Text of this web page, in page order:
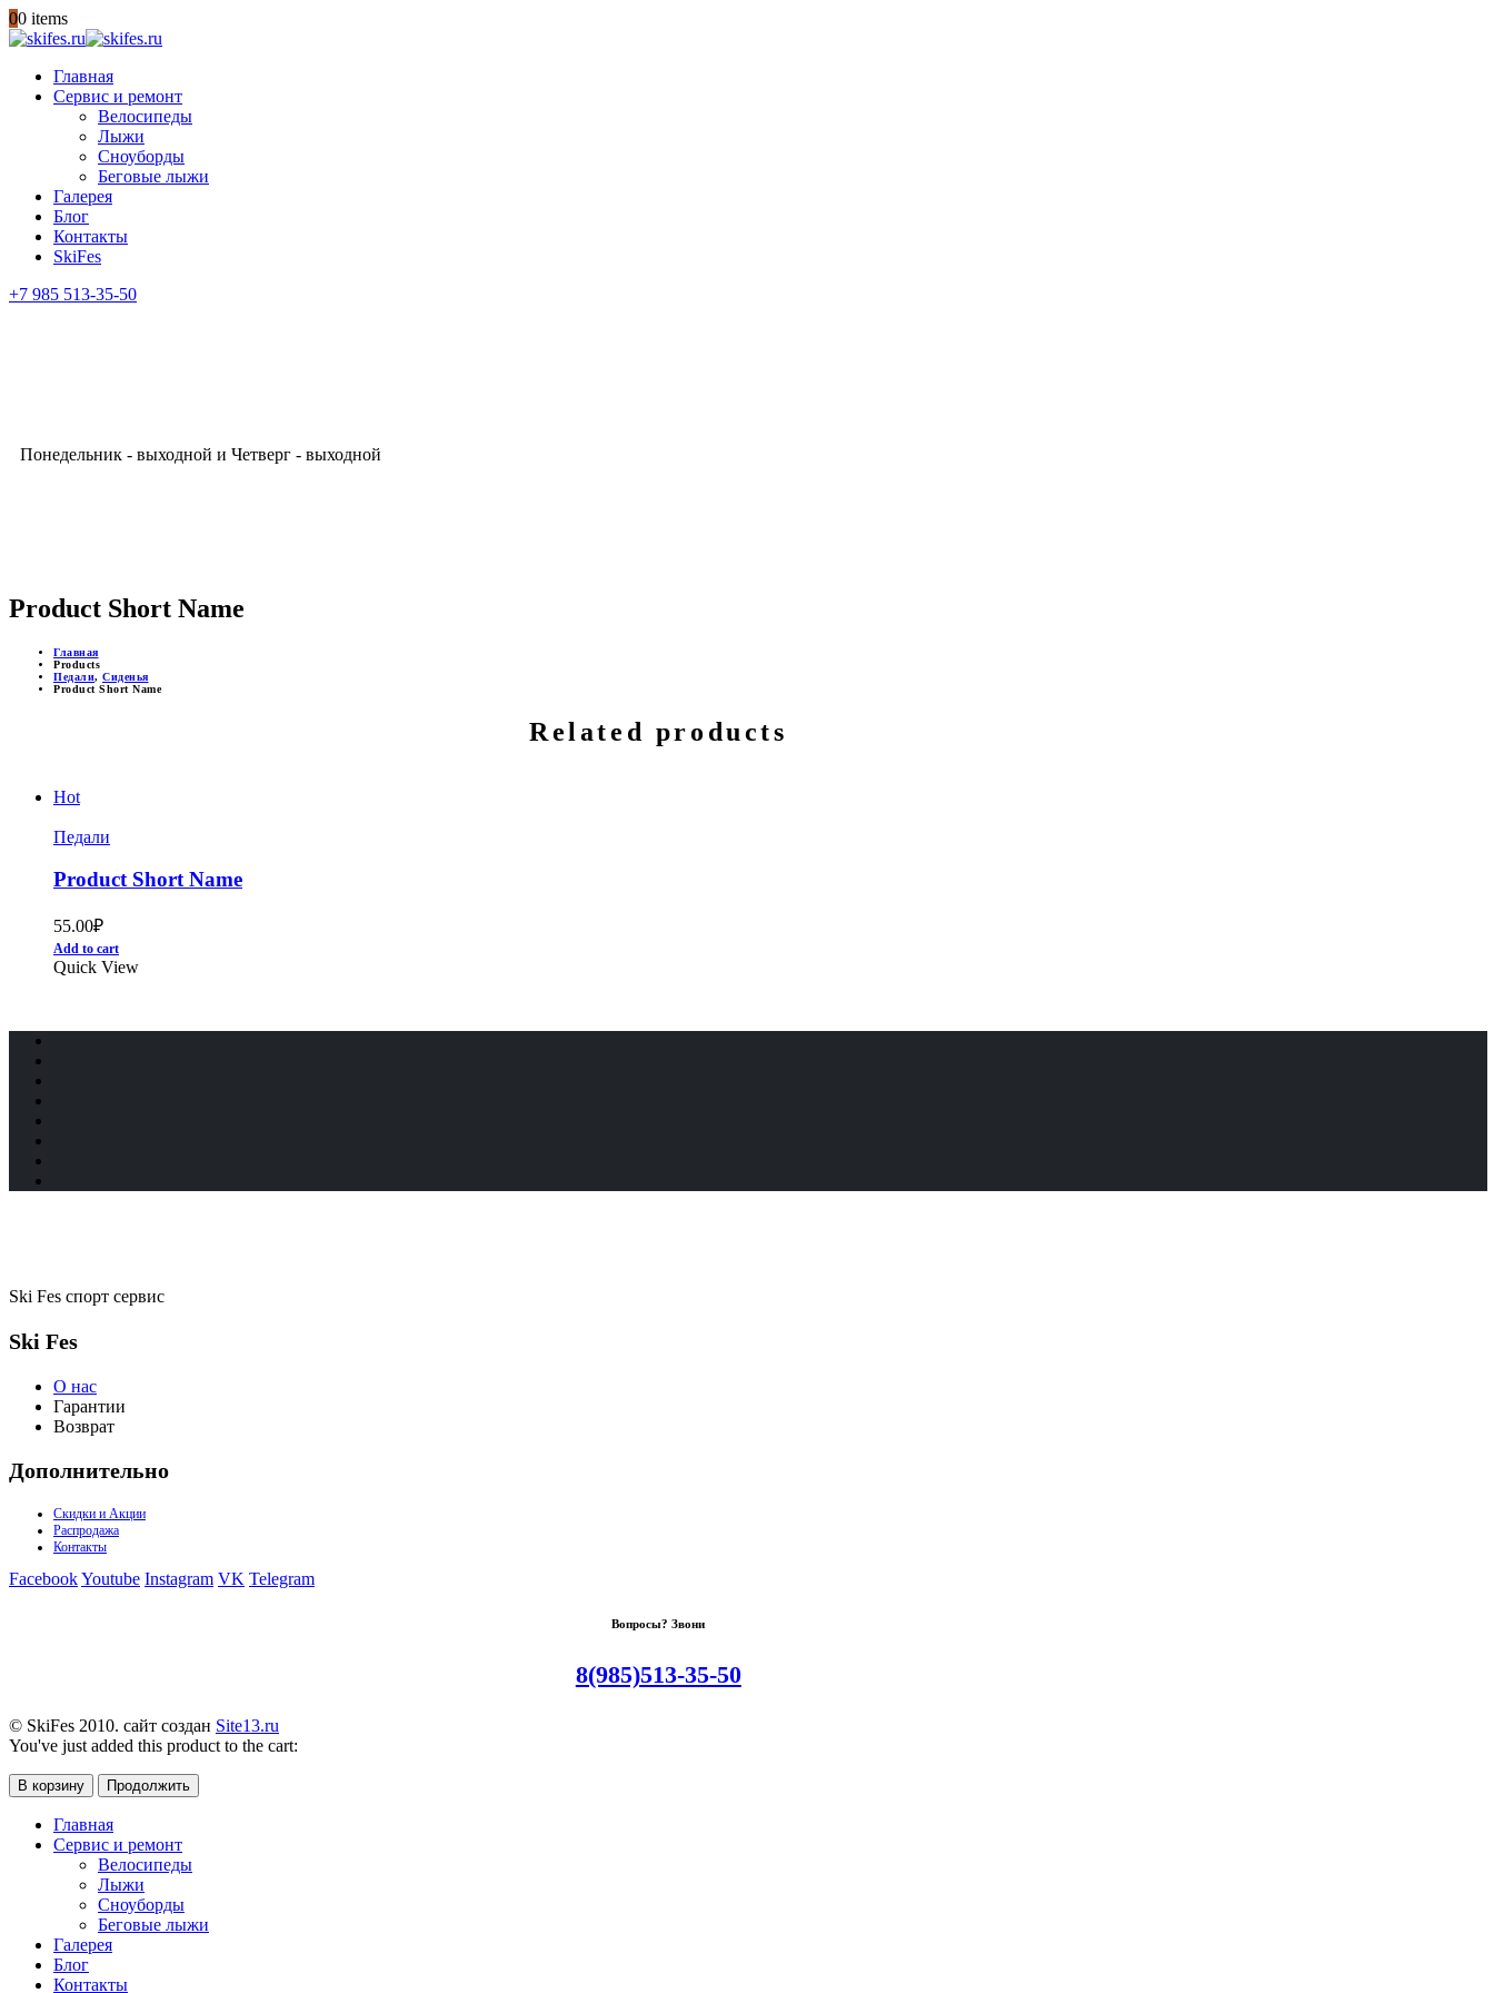
00 items
Главная
Сервис и ремонт
Велосипеды
Лыжи
Сноуборды
Беговые лыжи
Галерея
Блог
Контакты
SkiFes
+7 985 513-35-50
Понедельник - выходной и Четверг - выходной
Product Short Name
Главная
Products
Педали, Сиденья
Product Short Name
Related products
Hot
Педали
Product Short Name
55.00₽
Add to cart
Quick View
Ski Fes спорт сервис
Ski Fes
О нас
Гарантии
Возврат
Дополнительно
Скидки и Акции
Распродажа
Контакты
FacebookYoutube Instagram VK Telegram
Вопросы? Звони
8(985)513-35-50
© SkiFes 2010. сайт создан Site13.ru
You've just added this product to the cart:
В корзину Продолжить
Главная
Сервис и ремонт
Велосипеды
Лыжи
Сноуборды
Беговые лыжи
Галерея
Блог
Контакты